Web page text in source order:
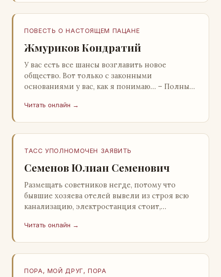
ПОВЕСТЬ О НАСТОЯЩЕМ ПАЦАНЕ
Жмуриков Кондратий
У вас есть все шансы возглавить новое
общество. Вот только с законными
основаниями у вас, как я понимаю… – Полный
Натанович. – Что ж, …
Читать онлайн →
ТАСС УПОЛНОМОЧЕН ЗАЯВИТЬ
Семенов Юлиан Семенович
Размещать советников негде, потому что
бывшие хозяева отелей вывели из строя всю
канализацию, электростанция стоит,
А. Алешин». …
Читать онлайн →
ПОРА, МОЙ ДРУГ, ПОРА